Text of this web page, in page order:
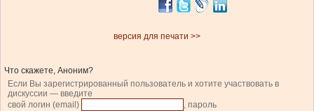
версия для печати >>
Что скажете, Аноним?
Если Вы зарегистрированный пользователь и хотите участвовать в
дискуссии — введите
свой логин (email)
, пароль